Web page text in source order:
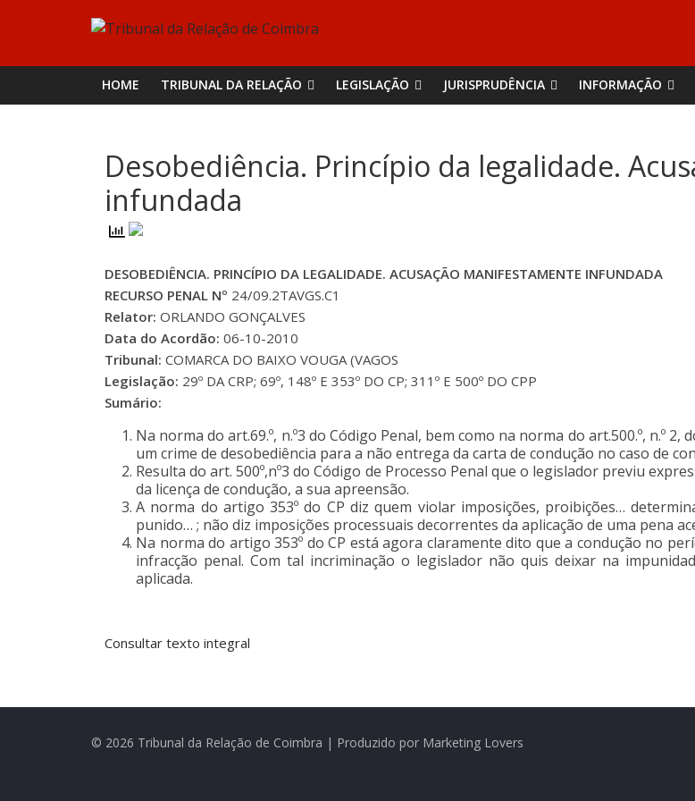
Tribunal
da
Relação
de
Coimbra
HOME TRIBUNAL DA RELAÇÃO LEGISLAÇÃO JURISPRUDÊNCIA INFORMAÇÃO
Desobediência. Princípio da legalidade.
infundada
DESOBEDIÊNCIA. PRINCÍPIO DA LEGALIDADE. ACUSAÇÃO MANIFESTAMENTE INFUNDADA
RECURSO PENAL Nº 24/09.2TAVGS.C1
Relator: ORLANDO GONÇALVES
Data do Acordão: 06-10-2010
Tribunal: COMARCA DO BAIXO VOUGA (VAGOS
Legislação: 29º DA CRP; 69º, 148º E 353º DO CP; 311º E 500º DO CPP
Sumário:
Na norma do art.69.º, n.º3 do Código Penal, bem como na norma do art.500.º, n.º
um crime de desobediência para a não entrega da carta de condução no caso de
Resulta do art. 500º,nº3 do Código de Processo Penal que o legislador previu
da licença de condução, a sua apreensão.
A norma do artigo 353º do CP diz quem violar imposições, proibições…
punido… ; não diz imposições processuais decorrentes da aplicação de uma pena
Na norma do artigo 353º do CP está agora claramente dito que a condução no
infracção penal. Com tal incriminação o legislador não quis deixar na
aplicada.
Consultar texto integral
© 2026 Tribunal da Relação de Coimbra | Produzido por Marketing Lovers